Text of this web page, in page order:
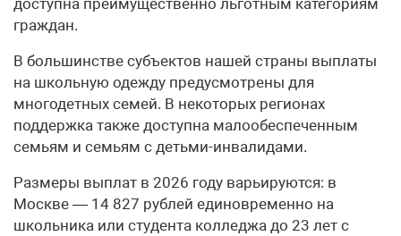
граждан.
В большинстве субъектов нашей страны выплаты
на школьную одежду предусмотрены для
многодетных семей. В некоторых регионах
поддержка также доступна малообеспеченным
семьям и семьям с детьми-инвалидами.
Размеры выплат в 2026 году варьируются: в
Москве — 14 827 рублей единовременно на
школьника или студента колледжа до 23 лет с